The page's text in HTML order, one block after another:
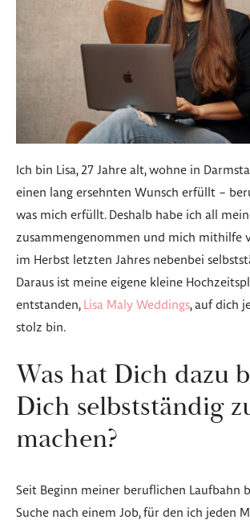
Ich bin Lisa, 27 Jahre alt, wohne in
einen lang ersehnten Wunsch erfüllt –
was mich erfüllt. Deshalb habe ich all
zusammengenommen und mich mithilfe
im Herbst letzten Jahres nebenbei
Daraus ist meine eigene kleine
entstanden, Lisa Maly Weddings, auf dich
stolz bin.
Was hat Dich dazu
Dich selbstständig
machen?
Seit Beginn meiner beruflichen Laufbahn
Suche nach einem Job, für den ich jeden